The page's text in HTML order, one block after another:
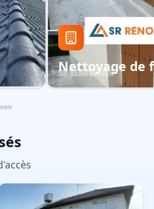
Nettoyage de